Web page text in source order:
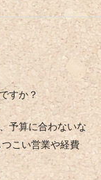
すか？
予算に合わないな
こい営業や経費